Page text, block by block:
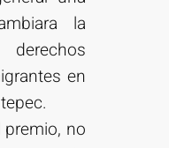
la
en
premio, no